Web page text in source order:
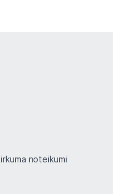
noteikumi